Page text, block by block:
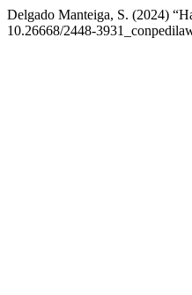
Delgado Manteiga, S. (2024)
10.26668/2448-